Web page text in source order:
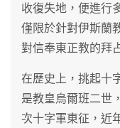
收復失地，便進行
僅限於針對伊斯蘭
對信奉東正教的拜
在歷史上，挑起十
是教皇烏爾班二世
次十字軍東征，近